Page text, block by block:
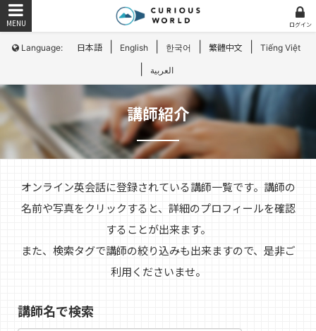
Language: 日本語 English 한국어 繁體中文 Tiếng Việt
العربية
ログイン
講師紹介
オンライン英会話に登録されている講師一覧です。講師の
名前や写真をクリックすると、詳細のプロフィールを確認
することが出来ます。
また、検索タグで講師の絞り込みも出来ますので、是非ご
利用くださいませ。
講師名で検索